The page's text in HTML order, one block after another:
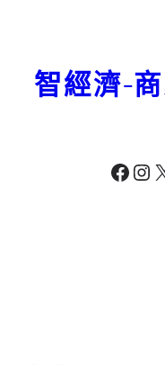
Facebook Instagram X
智經濟-